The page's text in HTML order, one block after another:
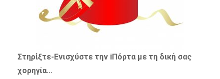
Στηρίξτε-Ενισχύστετην iΠόρτα με τη δική σας
χορηγία…